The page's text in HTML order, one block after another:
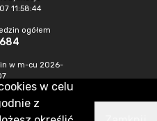
11:58:44
ogółem
w m-cu 2026-
w celu
z